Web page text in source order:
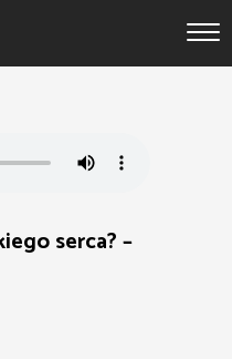
serca? –